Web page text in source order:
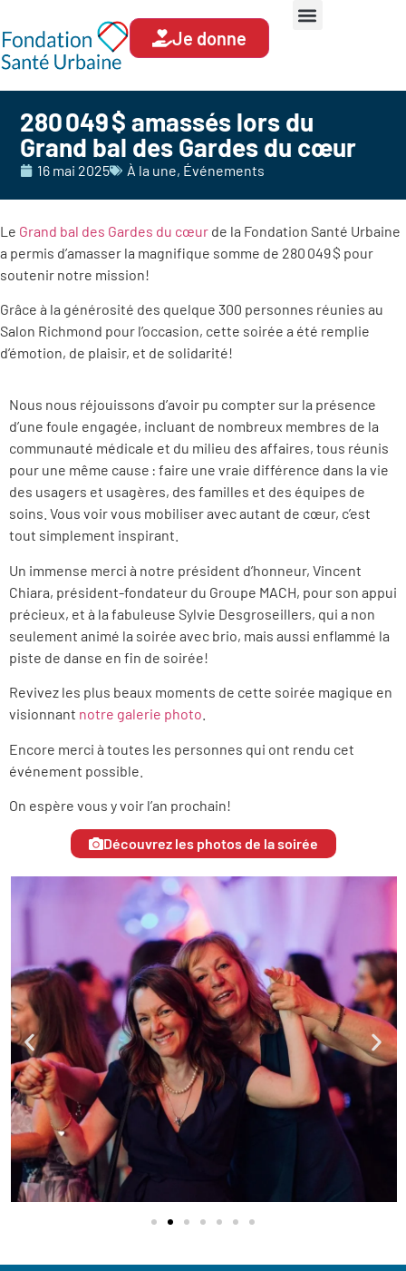
Je donne
280 049 $ amassés lors du
Grand bal des Gardes du cœur
16 mai 2025 À la une, Événements
Le Grand bal des Gardes du cœur de la Fondation Santé Urbaine
a permis d’amasser la magnifique somme de 280 049 $ pour
soutenir notre mission!
Grâce à la générosité des quelque 300 personnes réunies au
Salon Richmond pour l’occasion, cette soirée a été remplie
d’émotion, de plaisir, et de solidarité!
Nous nous réjouissons d’avoir pu compter sur la présence
d’une foule engagée, incluant de nombreux membres de la
communauté médicale et du milieu des affaires, tous réunis
pour une même cause : faire une vraie différence dans la vie
des usagers et usagères, des familles et des équipes de
soins. Vous voir vous mobiliser avec autant de cœur, c’est
tout simplement inspirant.
Un immense merci à notre président d’honneur, Vincent
Chiara, président-fondateur du Groupe MACH, pour son appui
précieux, et à la fabuleuse Sylvie Desgroseillers, qui a non
seulement animé la soirée avec brio, mais aussi enflammé la
piste de danse en fin de soirée!
Revivez les plus beaux moments de cette soirée magique en
visionnant notre galerie photo
Encore merci à toutes les personnes qui ont rendu cet
événement possible.
On espère vous y voir l’an prochain!
Découvrez les photos de la soirée